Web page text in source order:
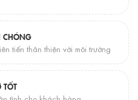
tiến thân thiện với môi trường
TỐT